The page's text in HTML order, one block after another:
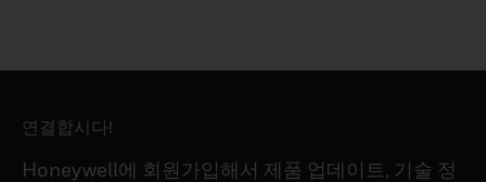
연결합시다!
Honeywell에 회원가입해서 제품 업데이트, 기술 정